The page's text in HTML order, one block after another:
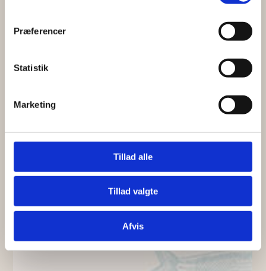
Præferencer
Statistik
Marketing
Tillad alle
Tillad valgte
Afvis